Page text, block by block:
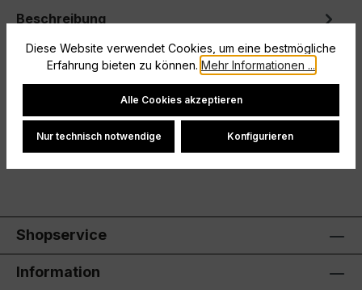
Beschreibung
Mit diesem adidas Tiro 24 Competition Trikot für
Kinder und Teens trainierst du wie die Profis. Die
feuchtigkeitsabsorbieren…Mehr
Hersteller
Bewertungen
Shopservice
Information
Diese Website verwendet Cookies, um eine bestmögliche
Erfahrung bieten zu können. Mehr Informationen ...
Cookie-Einstellungen
Alle Cookies akzeptieren
Nur technisch notwendige Konfigurieren